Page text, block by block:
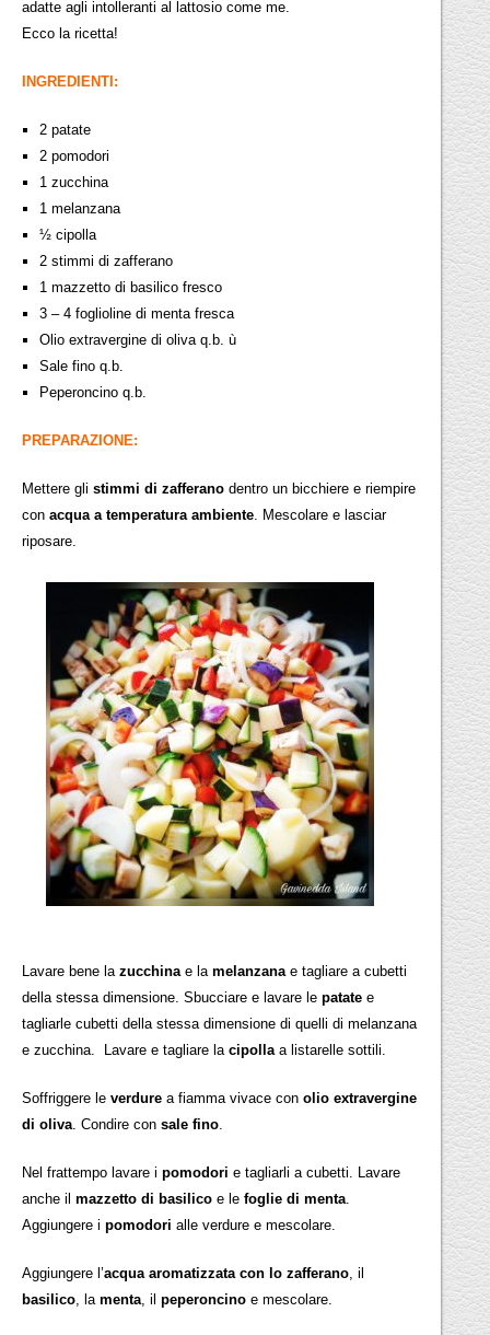
adatte agli intolleranti al lattosio come me.
Ecco la ricetta!
INGREDIENTI:
2 patate
2 pomodori
1 zucchina
1 melanzana
½ cipolla
2 stimmi di zafferano
1 mazzetto di basilico fresco
3 – 4 foglioline di menta fresca
Olio extravergine di oliva q.b. ù
Sale fino q.b.
Peperoncino q.b.
PREPARAZIONE:
Mettere glistimmi di zafferano dentro un bicchiere e riempire
conacqua a temperatura ambiente . Mescolare e lasciar
riposare.
Lavare bene lazucchina e lamelanzana e tagliare a cubetti
della stessa dimensione. Sbucciare e lavare lepatate e
tagliarle cubetti della stessa dimensione di quelli di melanzana
e zucchina. Lavare e tagliare lacipolla a listarelle sottili.
Soffriggere leverdure a fiamma vivace conolio extravergine
di oliva . Condire consale fino
Nel frattempo lavare ipomodori e tagliarli a cubetti. Lavare
anche ilmazzetto di basilico e lefoglie di menta
Aggiungere ipomodori alle verdure e mescolare.
Aggiungere l’acqua aromatizzata con lo zafferano , il
basilico , la menta , ilpeperoncino e mescolare.